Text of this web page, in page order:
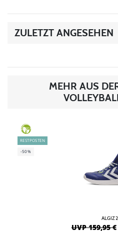
ZULETZT ANGESEHEN
MEHR AUS
GREEN
RESTPOSTEN
-50%
ALGIZ
UVP 159,95 €